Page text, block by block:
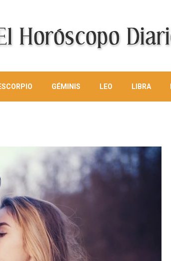
GÉMINIS LEO LIBRA